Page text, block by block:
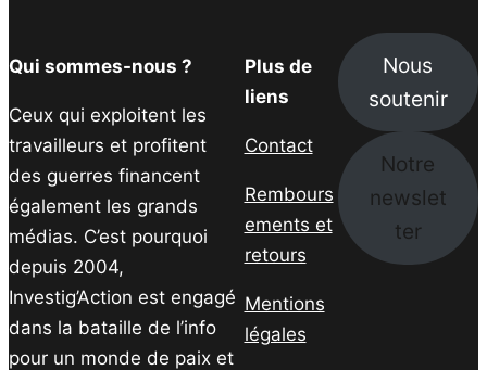
Qui sommes-nous ?
Ceux qui exploitent les
travailleurs et profitent
des guerres financent
également les grands
médias. C’est pourquoi
depuis 2004,
Investig’Action est engagé
dans la bataille de l’info
pour un monde de paix et
Plus de
liens
Contact
Rembours
ements et
retours
Mentions
légales
Nous
soutenir
Notre
newslet
ter